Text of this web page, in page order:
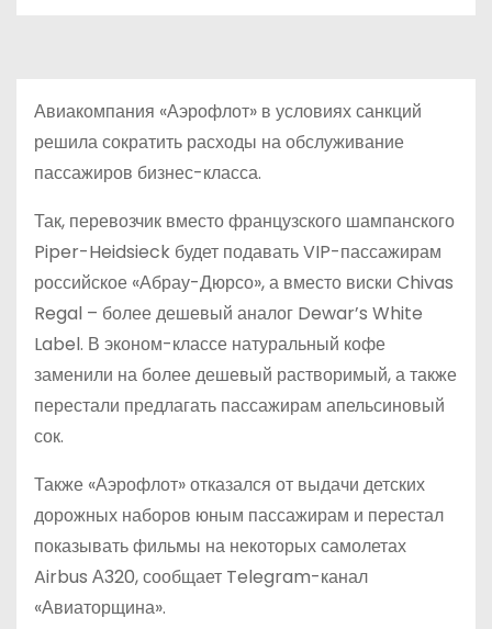
Авиакомпания «Аэрофлот» в условиях санкций
решила сократить расходы на обслуживание
пассажиров бизнес-класса.
Так, перевозчик вместо французского шампанского
Piper-Heidsieck будет подавать VIP-пассажирам
российское «Абрау-Дюрсо», а вместо виски Chivas
Regal – более дешевый аналог Dewar’s White
Label. В эконом-классе натуральный кофе
заменили на более дешевый растворимый, а также
перестали предлагать пассажирам апельсиновый
сок.
Также «Аэрофлот» отказался от выдачи детских
дорожных наборов юным пассажирам и перестал
показывать фильмы на некоторых самолетах
Airbus А320, сообщает Telegram-канал
«Авиаторщина».